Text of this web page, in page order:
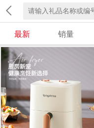
最新 销量